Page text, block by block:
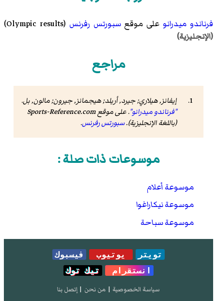
فرناندو ميدرانو على موقعسبورتس رفرنس (Olympic results)
(الإنجليزية)
مراجع
إيفانز, هيلاري; جيرد, أريلد; هيجمانز, جيرون; مالون, بل.
"فرناندو ميدرانو".على موقع Sports-Reference.com
(باللغة الإنجليزية).سبورتس رفرنس.
موسوعات ذات صلة :
موسوعة أعلام
موسوعة نيكاراغوا
موسوعة سباحة
تويتر يوتيوب
فيسبوك
انستقرام
تيك توك
سياسة الخصوصية | من نحن | إتصل بنا